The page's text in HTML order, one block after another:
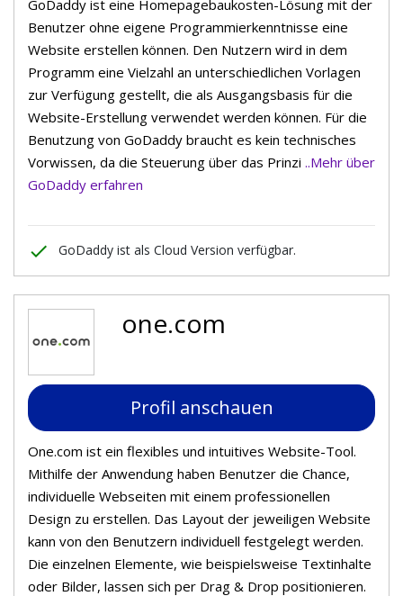
GoDaddy ist eine Homepagebaukosten-Lösung mit der
Benutzer ohne eigene Programmierkenntnisse eine
Website erstellen können. Den Nutzern wird in dem
Programm eine Vielzahl an unterschiedlichen Vorlagen
zur Verfügung gestellt, die als Ausgangsbasis für die
Website-Erstellung verwendet werden können. Für die
Benutzung von GoDaddy braucht es kein technisches
Vorwissen, da die Steuerung über das Prinzi ..Mehr über
GoDaddy erfahren
done GoDaddy ist als Cloud Version verfügbar.
one.com
Profil anschauen
One.com ist ein flexibles und intuitives Website-Tool.
Mithilfe der Anwendung haben Benutzer die Chance,
individuelle Webseiten mit einem professionellen
Design zu erstellen. Das Layout der jeweiligen Website
kann von den Benutzern individuell festgelegt werden.
Die einzelnen Elemente, wie beispielsweise Textinhalte
oder Bilder, lassen sich per Drag & Drop positionieren.